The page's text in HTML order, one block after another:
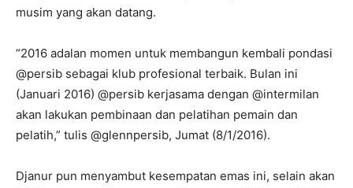
musim yang akan datang.
“2016 adalan momen untuk membangun kembali pondasi
@persib sebagai klub profesional terbaik. Bulan ini
(Januari 2016) @persib kerjasama dengan @intermilan
akan lakukan pembinaan dan pelatihan pemain dan
pelatih,” tulis @glennpersib, Jumat (8/1/2016).
Djanur pun menyambut kesempatan emas ini, selain akan